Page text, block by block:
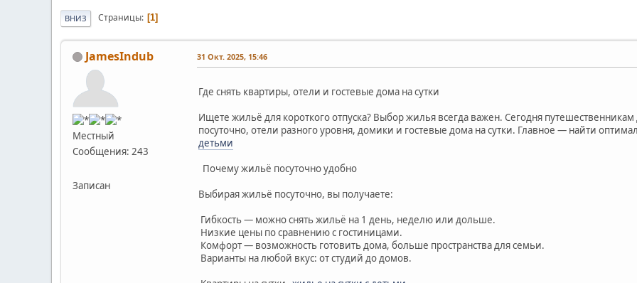
ВНИЗ Страницы 1
JamesIndub
Местный
Сообщения: 243
Записан
31 Окт. 2025, 15:46
Где снять квартиры, отели и гостевые дома на сутки
Ищете жильё для короткого отпуска? Выбор жилья всегда важен. Сегодня
посуточно, отели разного уровня, домики и гостевые дома на сутки. Главное — найти
детьми
Почему жильё посуточно удобно
Выбирая жильё посуточно, вы получаете:
Гибкость — можно снять жильё на 1 день, неделю или дольше.
Низкие цены по сравнению с гостиницами.
Комфорт — возможность готовить дома, больше пространства для семьи.
Варианты на любой вкус: от студий до домов.